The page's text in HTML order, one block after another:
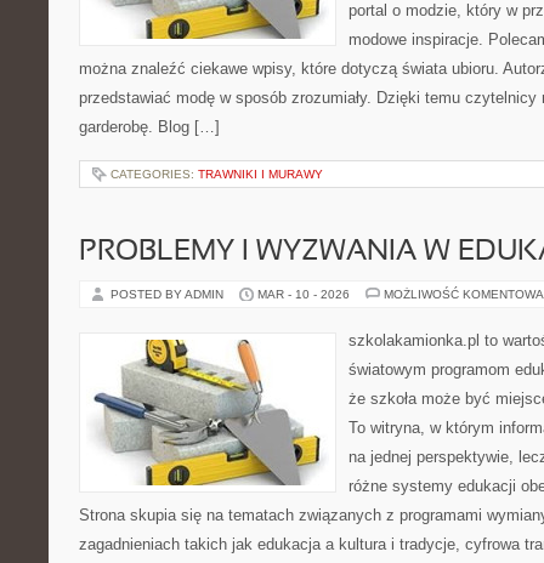
portal o modzie, który w
modowe inspiracje.
można znaleźć ciekawe wpisy, które dotyczą świata ubioru.
przedstawiać modę w sposób zrozumiały. Dzięki temu czytelnicy
garderobę. Blog […]
CATEGORIES: TRAWNIKI I MURAWY
PROBLEMY I WYZWANIA W
POSTED BY ADMIN MAR - 10 - 2026 MOŻLIWOŚĆ
szkolakamionka.pl to
światowym programom
że szkoła może być
To witryna, w którym
na jednej perspektywie,
różne systemy edukacji
Strona skupia się na tematach związanych z programami
zagadnieniach takich jak edukacja a kultura i tradycje, cyfrowa